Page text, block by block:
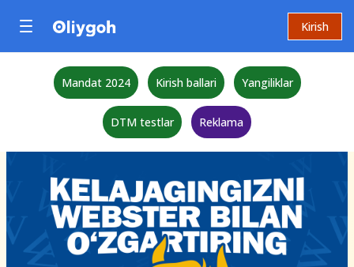
Kirish
Mandat 2024 Kirish ballari Yangiliklar
DTM testlar Reklama